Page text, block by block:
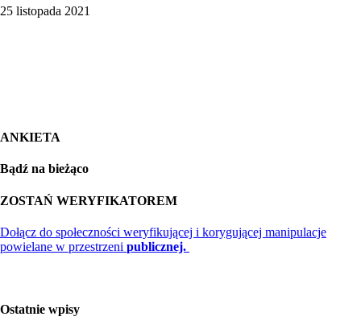
25 listopada 2021
ANKIETA
Bądź na bieżąco
ZOSTAŃ WERYFIKATOREM
Dołącz do społeczności weryfikującej i korygującej manipulacje
powielane w przestrzeni publicznej.
Ostatnie wpisy